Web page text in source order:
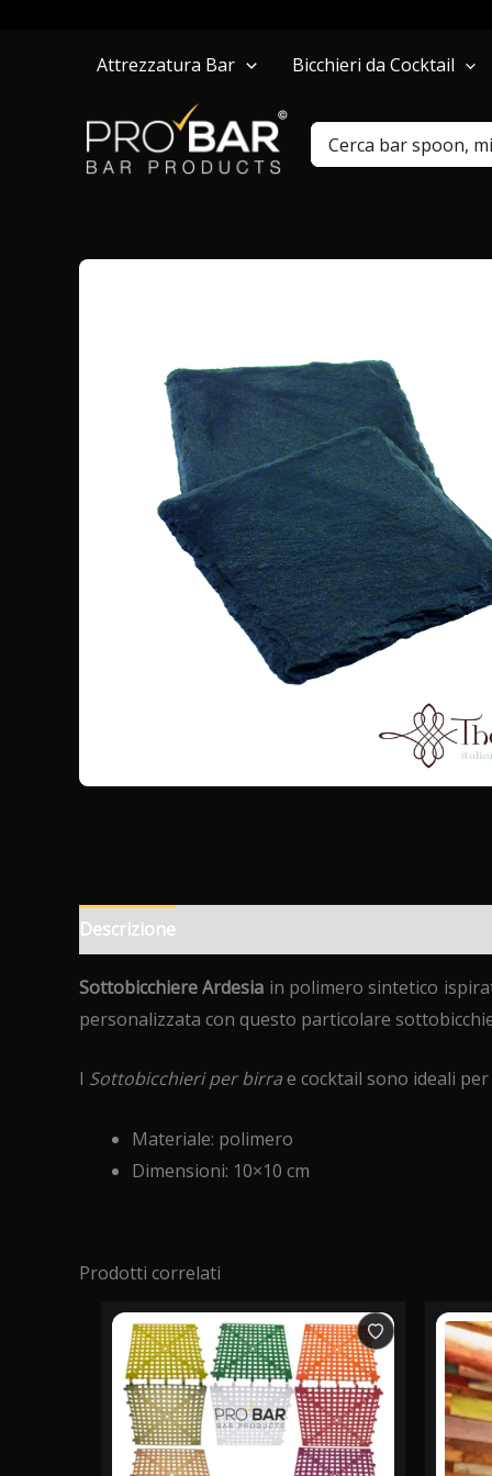
Attrezzatura Bar Bicchieri da Cocktail
Ricerca
per:
Descrizione
Sottobicchiere Ardesia in polimero sintetico
personalizzata con questo particolare
I Sottobicchieri per birrae cocktail sono ideali
Materiale: polimero
Dimensioni: 10×10 cm
Prodotti correlati